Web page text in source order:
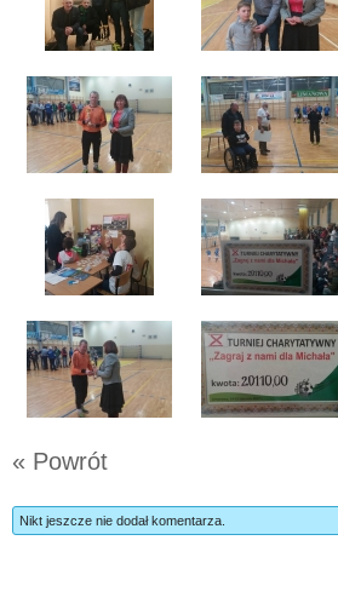
« Powrót
Nikt jeszcze nie dodał komentarza.